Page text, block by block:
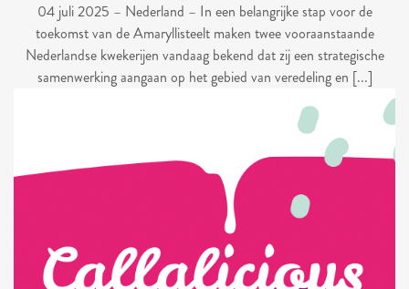
04 juli 2025 – Nederland – In een belangrijke stap voor de
toekomst van de Amaryllisteelt maken twee vooraanstaande
Nederlandse kwekerijen vandaag bekend dat zij een strategische
samenwerking aangaan op het gebied van veredeling en [...]